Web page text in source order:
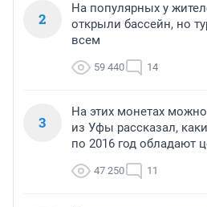
2
На популярных у
открыли бассейн, но
всем
59 440 14
3
На этих монетах
из Уфы рассказал,
по 2016 год обладают
47 250 11